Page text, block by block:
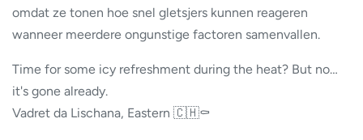
omdat ze tonen hoe snel gletsjers kunnen reageren
wanneer meerdere ongunstige factoren samenvallen.
Time for some icy refreshment during the heat? But no…
it's gone already.
Vadret da Lischana, Eastern 🇨🇭⚰️